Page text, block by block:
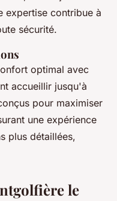
expertise contribue à
sécurité.
optimal avec
accueillir jusqu'à
pour maximiser
une expérience
plus détaillées,
le